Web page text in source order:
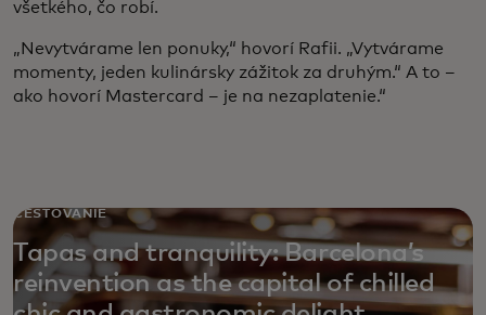
všetkého, čo robí.
„Nevytvárame len ponuky,“ hovorí Rafii. „Vytvárame
momenty, jeden kulinársky zážitok za druhým.“ A to –
ako hovorí Mastercard – je na nezaplatenie.“
CESTOVANIE
Tapas and tranquility: Barcelona’s
reinvention as the capital of chilled